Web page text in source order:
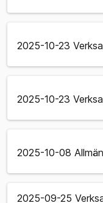
2025-10-23
2025-10-23
2025-10-08
2025-09-25